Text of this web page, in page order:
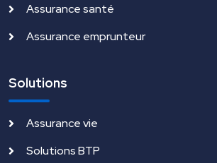
Assurance santé
Assurance emprunteur
Solutions
Assurance vie
Solutions BTP